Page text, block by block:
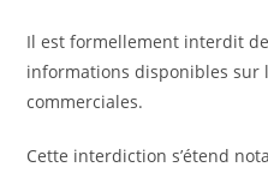
Il est formellement interdit
informations disponibles sur
commerciales.
Cette interdiction s’étend